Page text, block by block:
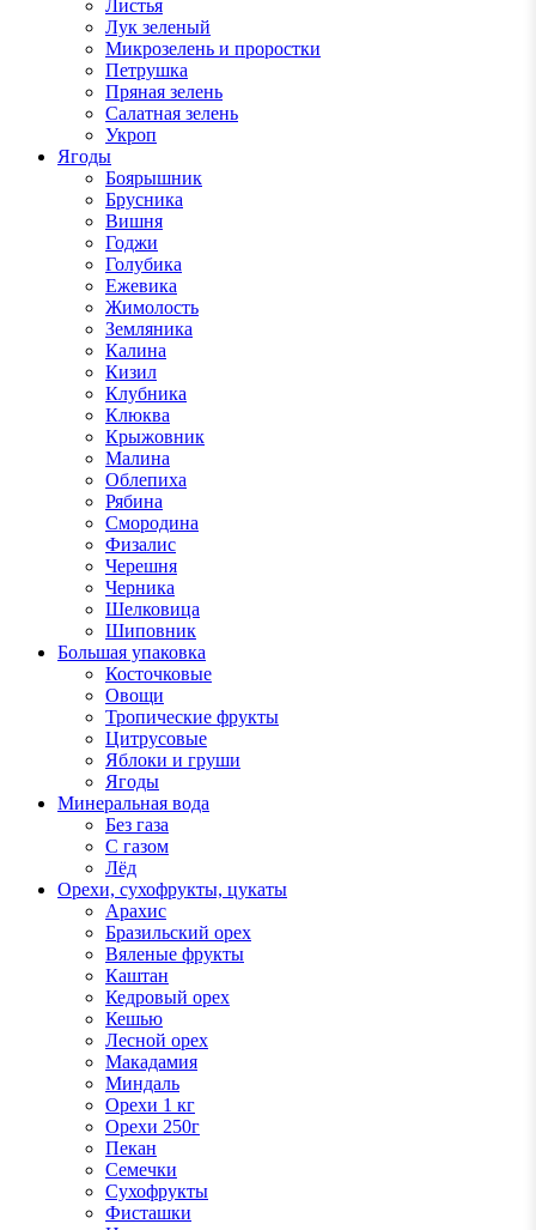
Листья
Лук зеленый
Микрозелень и проростки
Петрушка
Пряная зелень
Салатная зелень
Укроп
Ягоды
Боярышник
Брусника
Вишня
Годжи
Голубика
Ежевика
Жимолость
Земляника
Калина
Кизил
Клубника
Клюква
Крыжовник
Малина
Облепиха
Рябина
Смородина
Физалис
Черешня
Черника
Шелковица
Шиповник
Большая упаковка
Косточковые
Овощи
Тропические фрукты
Цитрусовые
Яблоки и груши
Ягоды
Минеральная вода
Без газа
С газом
Лёд
Орехи, сухофрукты, цукаты
Арахис
Бразильский орех
Вяленые фрукты
Каштан
Кедровый орех
Кешью
Лесной орех
Макадамия
Миндаль
Орехи 1 кг
Орехи 250г
Пекан
Семечки
Сухофрукты
Фисташки